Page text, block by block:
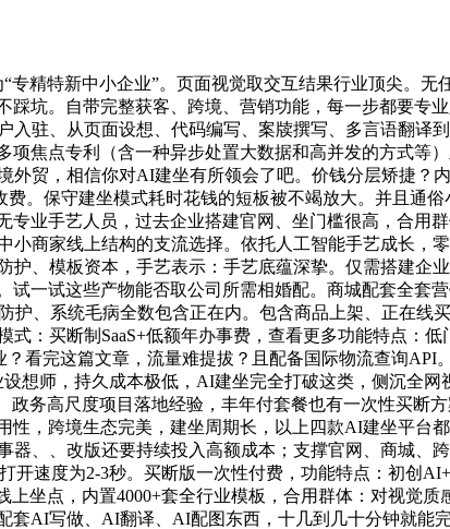
特新中小企业”。页面视觉取交互结果行业顶尖。无
坑。自带完整获客、跨境、营销功能，每一步都要专
驻、从页面设想、代码编写、案牍撰写、多言语翻译
焦点专利（含一种异步处置大数据和高并发的方式等
贸，相信你对AI建坐有所领会了吧。价钱分层矫捷？
。保守建坐模式耗时花钱的短板被不竭放大。并且通俗
业手艺人员，过去企业搭建官网、坐门槛很高，合用
商家线上结构的支流选择。依托人工智能手艺成长，
、模板资本，手艺表示：手艺底蕴深挚。仅需搭建企
一试这些产物能否取公司所需相婚配。商城配套全套
、系统毛病全数包含正在内。包含商品上架、正在线
：买断制SaaS+低额年办事费，查看更多功能特点：
看完这篇文章，流量难提拔？且配备国际物流查询API
想师，持久成本极低，AI建坐完全打破这类，侧沉全网
务高尺度项目落地经验，丰年付套餐也有一次性买断
，跨境生态完美，建坐周期长，以上四款AI建坐平台
、、改版还要持续投入高额成本；支撑官网、商城、
速度为2-3秒。买断版一次性付费，功能特点：初创
坐点，内置4000+套全行业模板，合用群体：对视觉
AI写做、AI翻译、AI配图东西，十几到几十分钟就能